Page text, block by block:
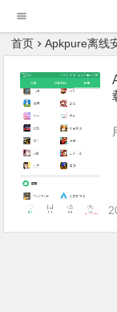
首页 Apkpure离线